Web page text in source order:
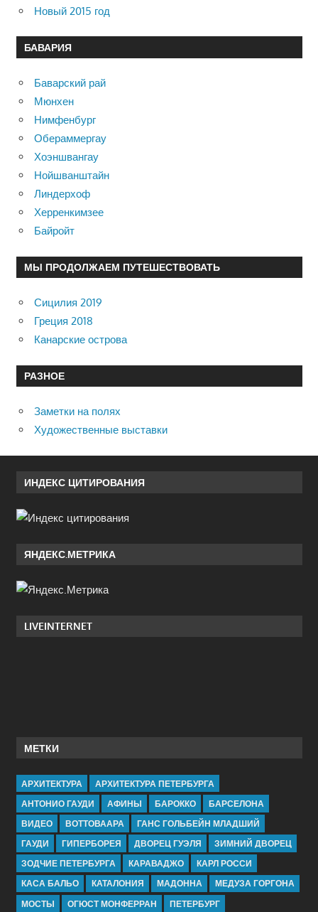
Новый 2015 год
БАВАРИЯ
Баварский рай
Мюнхен
Нимфенбург
Обераммергау
Хоэншвангау
Нойшванштайн
Линдерхоф
Херренкимзее
Байройт
МЫ ПРОДОЛЖАЕМ ПУТЕШЕСТВОВАТЬ
Сицилия 2019
Греция 2018
Канарские острова
РАЗНОЕ
Заметки на полях
Художественные выставки
ИНДЕКС ЦИТИРОВАНИЯ
ЯНДЕКС.МЕТРИКА
LIVEINTERNET
МЕТКИ
АРХИТЕКТУРА
АРХИТЕКТУРА ПЕТЕРБУРГА
АНТОНИО ГАУДИ
АФИНЫ БАРОККО
БАРСЕЛОНА
ВИДЕО
ВОТТОВААРА
ГАНС ГОЛЬБЕЙН МЛАДШИЙ
ГАУДИ
ГИПЕРБОРЕЯ ДВОРЕЦ ГУЭЛЯ
ЗИМНИЙ ДВОРЕЦ
ЗОДЧИЕ ПЕТЕРБУРГА
КАРАВАДЖО
КАРЛ РОССИ
КАСА БАЛЬО
КАТАЛОНИЯ МАДОННА
МЕДУЗА ГОРГОНА
МОСТЫ
ОГЮСТ МОНФЕРРАН ПЕТЕРБУРГ